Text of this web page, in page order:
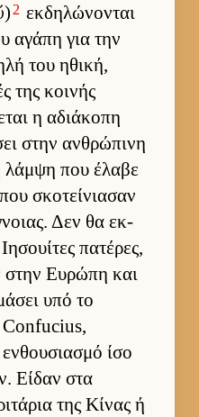
) 2 εκ­δηλώνονται
αγάπη για την
του ηθική,
της κοι­νής
η αδιάκοπη
στην αν­θρώπινη
λάμψη που έλαβε
σκοτεί­νια­σαν
Δεν θα εκ­
πατέρες,
στην Ευ­ρώπη και
υπό το
Confucius,
ίσο
Εί­δαν στα
της Κίνας ή